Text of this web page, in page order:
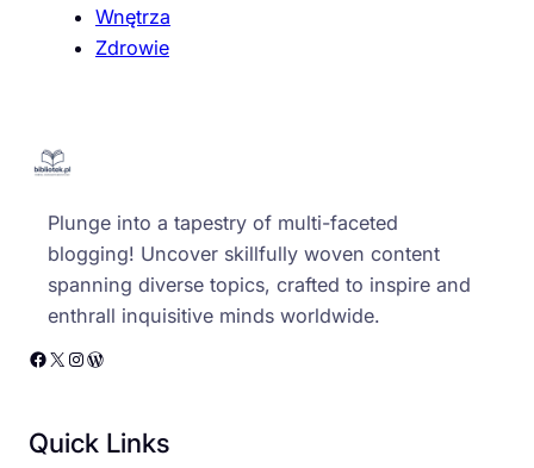
Wnętrza
Zdrowie
Plunge into a tapestry of multi-faceted
blogging! Uncover skillfully woven content
spanning diverse topics, crafted to inspire and
enthrall inquisitive minds worldwide.
Facebook X Instagram WordPress
Quick Links